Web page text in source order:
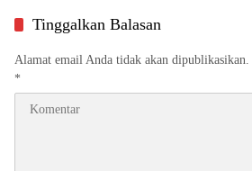
Tinggalkan Balasan
Alamat email Anda tidak akan dipublikasikan.
*